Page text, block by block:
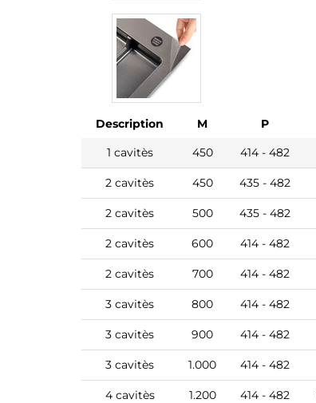
Description M P
1 cavitès
450 414 - 482
2 cavitès 450 435 - 482
2 cavitès 500 435 - 482
2 cavitès 600 414 - 482
2 cavitès 700 414 - 482
3 cavitès 800 414 - 482
3 cavitès 900 414 - 482
3 cavitès 1.000 414 - 482
4 cavitès 1.200 414 - 482